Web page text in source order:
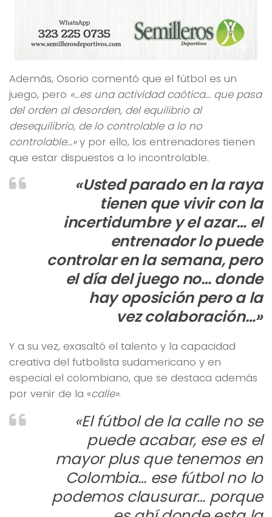
Además, Osorio comentó que el fútbol es un
juego, pero «…es una actividad caótica… que pasa
del orden al desorden, del equilibrio al
desequilibrio, de lo controlable a lo no
controlable…»y por ello, los entrenadores tienen
que estar dispuestos a lo incontrolable.
«Usted parado en la raya
tienen que vivir con la
incertidumbre y el azar… el
entrenador lo puede
controlar en la semana, pero
el día del juego no… donde
hay oposición pero a la
vez colaboración…»
Y a su vez, exasaltó el talento y la capacidad
creativa del futbolista sudamericano y en
especial el colombiano, que se destaca además
por venir de la «calle».
«El fútbol de la calle no se
puede acabar, ese es el
mayor plus que tenemos en
Colombia… ese fútbol no lo
podemos clausurar… porque